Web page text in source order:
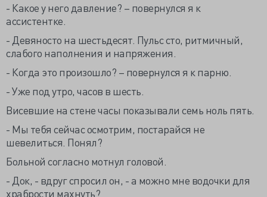
- Какое у него давление? – повернулся я к
ассистентке.
- Девяносто на шестьдесят. Пульс сто, ритмичный,
слабого наполнения и напряжения.
- Когда это произошло? – повернулся я к парню.
- Уже под утро, часов в шесть.
Висевшие на стене часы показывали семь ноль пять.
- Мы тебя сейчас осмотрим, постарайся не
шевелиться. Понял?
Больной согласно мотнул головой.
- Док, - вдруг спросил он, - а можно мне водочки для
храбрости махнуть?